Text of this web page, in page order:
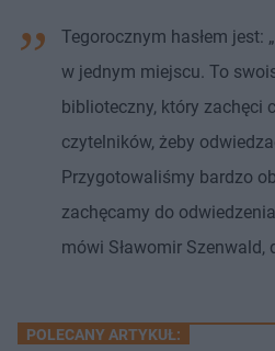
Tegorocznym hasłem jest:
w jednym miejscu. To
biblioteczny, który zachęci
czytelników, żeby
Przygotowaliśmy bardzo
zachęcamy do
mówi Sławomir Szenwald,
POLECANY ARTYKUŁ: